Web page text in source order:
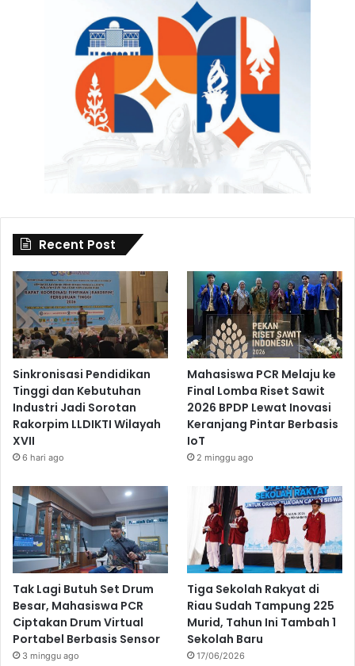
Recent Post
Sinkronisasi Pendidikan
Tinggi dan Kebutuhan
Industri Jadi Sorotan
Rakorpim LLDIKTI Wilayah
XVII
6 hari ago
Mahasiswa PCR Melaju ke
Final Lomba Riset Sawit
2026 BPDP Lewat Inovasi
Keranjang Pintar Berbasis
IoT
2 minggu ago
Tak Lagi Butuh Set Drum
Besar, Mahasiswa PCR
Ciptakan Drum Virtual
Portabel Berbasis Sensor
3 minggu ago
Tiga Sekolah Rakyat di
Riau Sudah Tampung 225
Murid, Tahun Ini Tambah 1
Sekolah Baru
17/06/2026